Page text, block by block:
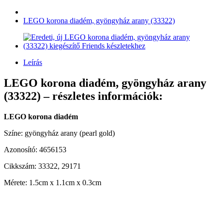
LEGO korona diadém, gyöngyház arany (33322)
Leírás
LEGO korona diadém, gyöngyház arany
(33322) – részletes információk:
LEGO korona diadém
Színe: gyöngyház arany (pearl gold)
Azonosító: 4656153
Cikkszám: 33322, 29171
Mérete: 1.5cm x 1.1cm x 0.3cm